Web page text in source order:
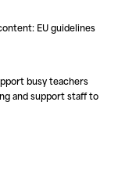
EU guidelines
busy teachers
and support staff to